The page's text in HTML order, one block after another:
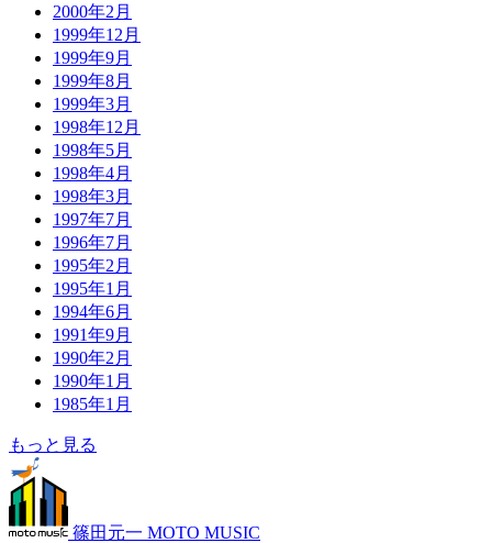
2000年2月
1999年12月
1999年9月
1999年8月
1999年3月
1998年12月
1998年5月
1998年4月
1998年3月
1997年7月
1996年7月
1995年2月
1995年1月
1994年6月
1991年9月
1990年2月
1990年1月
1985年1月
もっと見る
篠田元一 MOTO MUSIC